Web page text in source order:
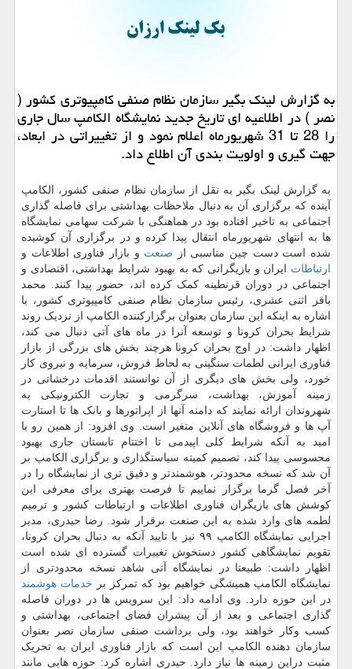
به گزارش لینك بگیر سازمان نظام صنفی كامپیوتری كشور (
نصر ) در اطلاعیه ای تاریخ جدید نمایشگاه الكامپ سال جاری
را 28 تا 31 شهریورماه اعلام نمود و از تغییراتی در ابعاد،
جهت گیری و اولویت بندی آن اطلاع داد.
به گزارش لینک بگیر به نقل از سازمان نظام صنفی کشور، الکامپ
آینده که برگزاری آن به دنبال ملاحظات بهداشتی برای فاصله گذاری
اجتماعی به تاخیر افتاده بود در هماهنگی با شرکت سهامی نمایشگاه
ها به انتهای شهریورماه انتقال پیدا کرده و در برگزاری آن کوشیده
شده است دست چین مناسبی از صنعت و بازار فناوری اطلاعات و
ارتباطات ایران و بازیگرانی که به بهبود شرایط بهداشتی، اقتصادی و
اجتماعی در دوران قرنطینه کمک کرده اند، حضور پیدا کنند. محمد
باقر اثنی عشری، رئیس سازمان نظام صنفی کامپیوتری کشور، با
اشاره به اینکه این سازمان بعنوان برگزارکننده الکامپ از نزدیک روند
شرایط بحران کرونا و توسعه آنرا در ماه های آتی دنبال می کند،
اظهار داشت: در اوج بحران کرونا هرچند بخش های بزرگی از بازار
فناوری ایرانی لطمات سنگینی به لحاظ فروش، سرمایه و نیروی کار
خورد، ولی بخش های دیگری از آن توانستند اقدمات درخشانی در
زمینه آموزش، بهداشت، سرگرمی و تجارت الکترونیکی به
شهروندان ارائه نمایند که دامنه آنها از اپراتورها و بانک ها تا استارت
آپ ها و فروشگاه های آنلاین متغیر است. وی افزود: از همین رو با
امید به آنکه شرایط کلی اپیدمی تا اختتام تابستان جاری بهبود
محسوسی پیدا کند، تصمیم کمیته سیاستگذاری و برگزاری الکامپ بر
آن شد که نسخه محدودتر، هوشمندتر و دقیق تری از نمایشگاه را در
آخر فصل گرما برگزار نماییم تا فرصت بهتری برای معرفی این
کوشش های بازیگران فناوری اطلاعات و ارتباطات کشور و ترمیم
لطمه های وارد شده به این صنعت برقرار شود. رضا حیدری، مدیر
اجرایی نمایشگاه الکامپ ۹۹ نیز با تایید آنکه به دنبال بحران کرونا،
تقویم نمایشگاهی کشور دستخوش تغییرات گسترده ای شده است
اظهار داشت: طبیعتا در نمایشگاه آتی شاهد نسخه محدودتری از
نمایشگاه الکامپ همیشگی خواهیم بود که تمرکز بر خدمات هوشمند
در این حوزه دارد. وی ادامه داد: این سرویس ها در دوران فاصله
گذاری اجتماعی و بعد از آن پیشران فضای اجتماعی، بهداشتی و
کسب وکار خواهند بود، ولی برداشت صنفی سازمان نصر بعنوان
سازمان دهنده الکامپ این است که بازار فناوری ایران به تحریک
مثبت دراین زمینه ها نیاز دارد. حیدری اشاره کرد: حوزه هایی مانند